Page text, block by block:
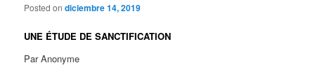
Posted ondiciembre 14, 2019
UNE ÉTUDE DE SANCTIFICATION
Par Anonyme